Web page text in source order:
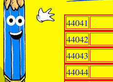
44041
44042
44043
44044